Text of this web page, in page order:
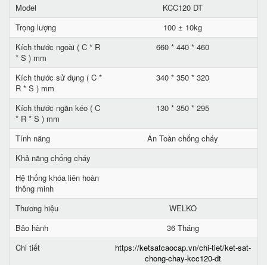
Model
KCC120 DT
Trọng lượng
100 ± 10kg
Kích thước ngoài ( C * R
* S ) mm
660 * 440 * 460
Kích thước sử dụng ( C *
R * S ) mm
340 * 350 * 320
Kích thước ngăn kéo ( C
* R * S ) mm
130 * 350 * 295
Tính năng
An Toàn chống cháy
Khả năng chống cháy
Hệ thống khóa liên hoàn
thông minh
Thương hiệu
WELKO
Bảo hành
36 Tháng
Chi tiết
https://ketsatcaocap.vn/chi-tiet/ket-sat-
chong-chay-kcc120-dt